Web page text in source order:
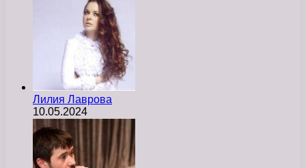
Лилия Лаврова
10.05.2024